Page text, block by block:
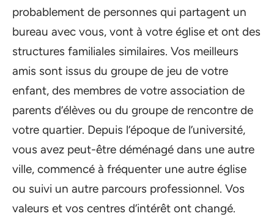
probablement de personnes qui partagent un
bureau avec vous, vont à votre église et ont des
structures familiales similaires. Vos meilleurs
amis sont issus du groupe de jeu de votre
enfant, des membres de votre association de
parents d’élèves ou du groupe de rencontre de
votre quartier. Depuis l’époque de l’université,
vous avez peut-être déménagé dans une autre
ville, commencé à fréquenter une autre église
ou suivi un autre parcours professionnel. Vos
valeurs et vos centres d’intérêt ont changé.